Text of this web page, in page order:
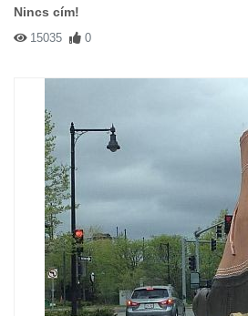
Nincs cím!
15035 0